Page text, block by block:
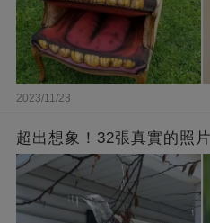
2023/11/23
超出想象！32張真實的照